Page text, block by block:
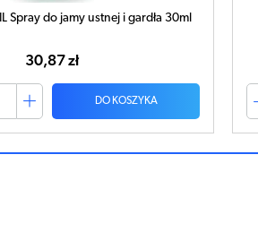
Spray do jamy ustnej i gardła 30ml
30,87 zł
DO KOSZYKA